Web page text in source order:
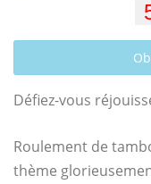
Défiez-vous
Roulement de
thème